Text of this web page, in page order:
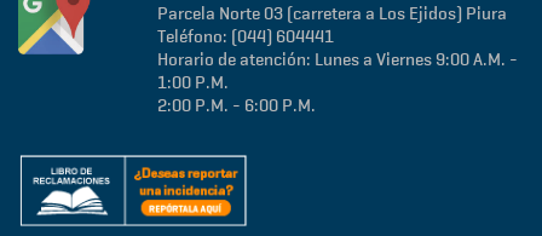
Parcela Norte 03 (carretera a Los Ejidos) Piura
Teléfono: (044) 604441
Horario de atención: Lunes a Viernes 9:00 A.M. -
1:00 P.M.
2:00 P.M. - 6:00 P.M.